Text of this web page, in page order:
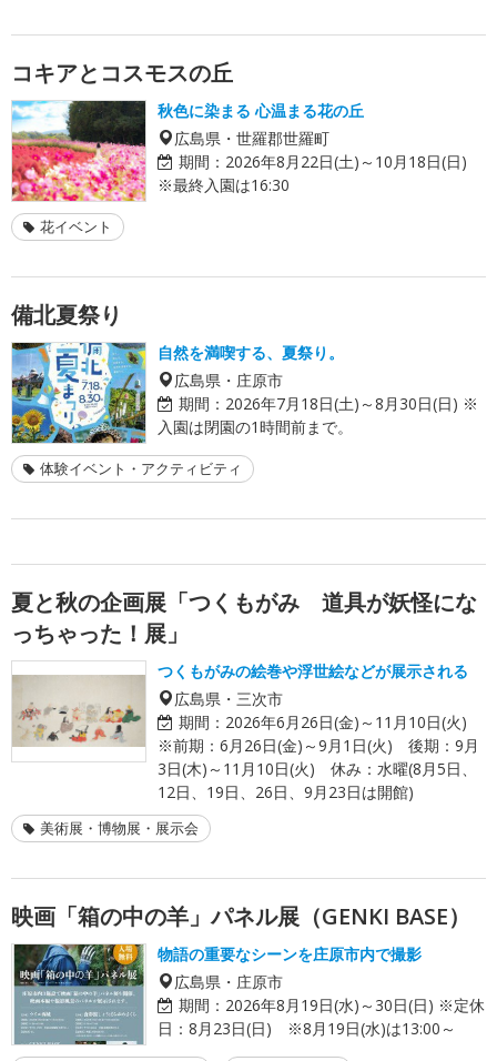
コキアとコスモスの丘
秋色に染まる 心温まる花の丘
広島県・世羅郡世羅町
期間： 2026年8月22日(土)～10月18日(日)
※最終入園は16:30
花イベント
備北夏祭り
自然を満喫する、夏祭り。
広島県・庄原市
期間： 2026年7月18日(土)～8月30日(日) ※
入園は閉園の1時間前まで。
体験イベント・アクティビティ
夏と秋の企画展「つくもがみ 道具が妖怪にな
っちゃった！展」
つくもがみの絵巻や浮世絵などが展示される
広島県・三次市
期間： 2026年6月26日(金)～11月10日(火)
※前期：6月26日(金)～9月1日(火) 後期：9月
3日(木)～11月10日(火) 休み：水曜(8月5日、
12日、19日、26日、9月23日は開館)
美術展・博物展・展示会
映画「箱の中の羊」パネル展（GENKI BASE）
物語の重要なシーンを庄原市内で撮影
広島県・庄原市
期間： 2026年8月19日(水)～30日(日) ※定休
日：8月23日(日) ※8月19日(水)は13:00～